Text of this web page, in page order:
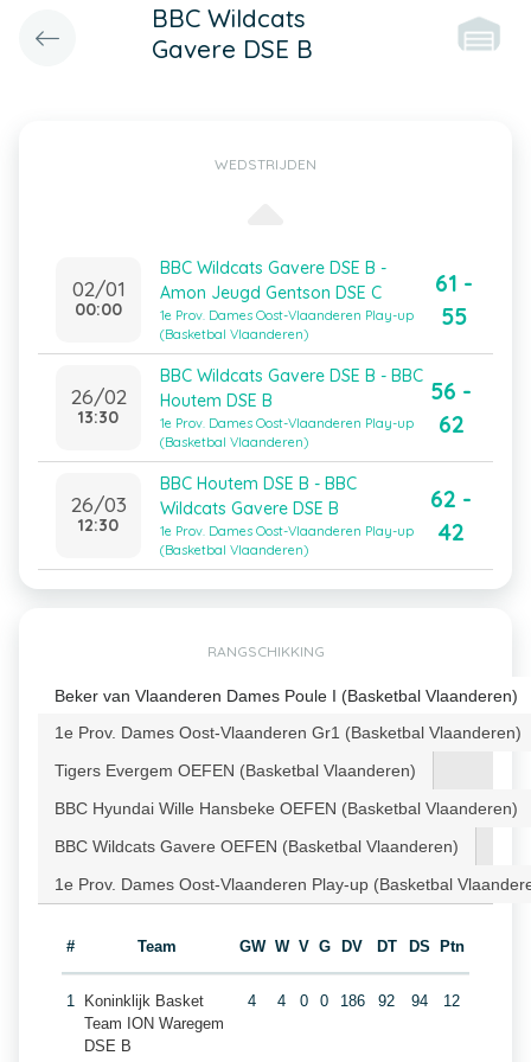
BBC Wildcats
Gavere DSE B
WEDSTRIJDEN
02/01
00:00
BBC Wildcats Gavere DSE B -
Amon Jeugd Gentson DSE C
1e Prov. Dames Oost-Vlaanderen Play-up
(Basketbal Vlaanderen)
61 -
55
26/02
13:30
BBC Wildcats Gavere DSE B - BBC
Houtem DSE B
1e Prov. Dames Oost-Vlaanderen Play-up
(Basketbal Vlaanderen)
56 -
62
26/03
12:30
BBC Houtem DSE B - BBC
Wildcats Gavere DSE B
1e Prov. Dames Oost-Vlaanderen Play-up
(Basketbal Vlaanderen)
62 -
42
RANGSCHIKKING
Beker van Vlaanderen Dames Poule I (Basketbal Vlaanderen)
1e Prov. Dames Oost-Vlaanderen Gr1 (Basketbal Vlaanderen)
Tigers Evergem OEFEN (Basketbal Vlaanderen)
BBC Hyundai Wille Hansbeke OEFEN (Basketbal Vlaanderen)
BBC Wildcats Gavere OEFEN (Basketbal Vlaanderen)
1e Prov. Dames Oost-Vlaanderen Play-up (Basketbal
# Team GW W V G DV DT DS Ptn
1
Koninklijk Basket
Team ION Waregem
DSE B
4 4 0 0 186 92 94 12